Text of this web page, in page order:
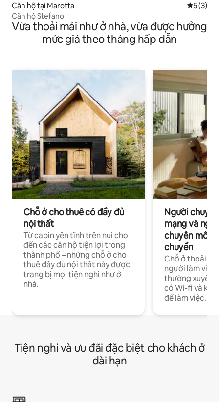
Căn hộ tại Marotta Xếp5 (3)
Căn hộ Stefano
Vừa thoải mái như ở nhà, vừa được hưởng
mức giá theo tháng hấp dẫn
Chỗ ở cho thuê có đầy đủ
nội thất
Từ cabin yên tĩnh trên núi cho
đến các căn hộ tiện lợi trong
thành phố – những chỗ ở cho
thuê đầy đủ nội thất này được
trang bị mọi tiện nghi như ở
nhà.
Người
mạng và
chuyên môn
chuyển
Chỗ ở thoải
người làm việc
thường xuyên
có Wi-fi và
để làm việc.
Tiện nghi và ưu đãi đặc biệt cho khách ở
dài hạn